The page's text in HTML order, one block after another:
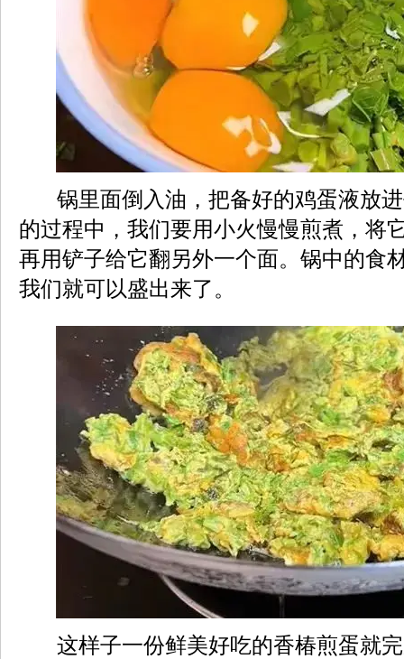
锅里面倒入油，把备好的鸡蛋液放
的过程中，我们要用小火慢慢煎煮，将
再用铲子给它翻另外一个面。锅中的食
我们就可以盛出来了。
这样子一份鲜美好吃的香椿煎蛋就